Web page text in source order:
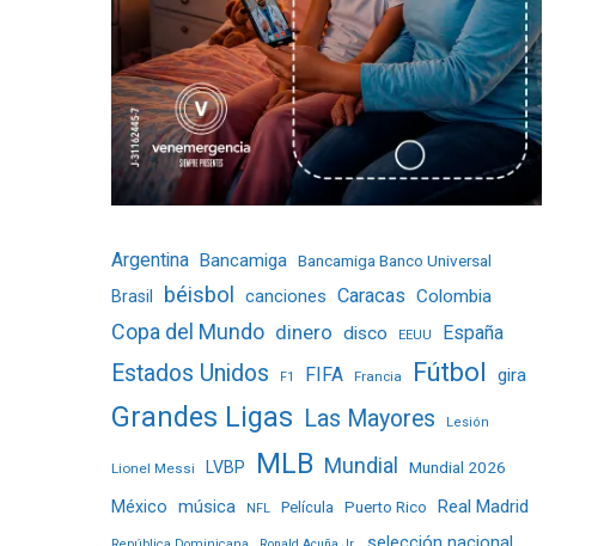
Argentina Bancamiga Bancamiga Banco Universal
Brasil
béisbol canciones Caracas Colombia
Copa del Mundo dinero disco EEUU España
Estados Unidos F1 FIFA Francia Fútbol gira
Grandes Ligas Las Mayores Lesión
Lionel Messi LVBP MLB Mundial Mundial 2026
México música NFL Película Puerto Rico Real Madrid